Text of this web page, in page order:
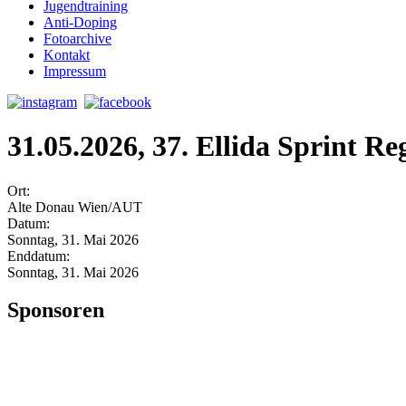
Jugendtraining
Anti-Doping
Fotoarchive
Kontakt
Impressum
31.05.2026, 37. Ellida Sprint
Ort:
Alte Donau Wien/AUT
Datum:
Sonntag, 31. Mai 2026
Enddatum:
Sonntag, 31. Mai 2026
Sponsoren